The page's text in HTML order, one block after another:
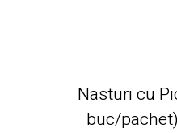
Nasturi cu
buc/